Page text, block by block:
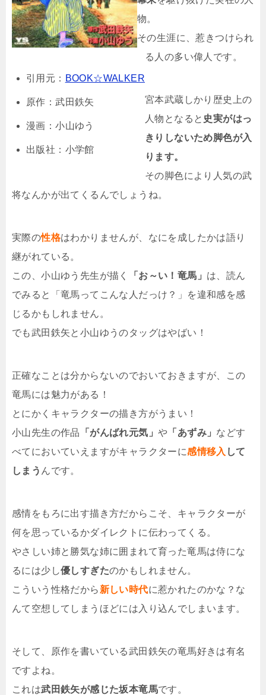
引用元： BOOK☆WALKER
原作：武田鉄矢
漫画：小山ゆう
出版社：小学館
物。
その生涯に、惹きつけられ
る人の多い偉人です。
宮本武蔵しかり歴史上の
人物となると 史実がはっ
きりしないため脚色が入
ります。
その脚色により人気の武
将なんかが出てくるんでしょうね。
実際の性格はわかりませんが、なにを成したかは語り
継がれている。
この、小山ゆう先生が描く
「お～い！竜馬」 は、読ん
でみると「竜馬ってこんな人だっけ？」を違和感を感
じるかもしれません。
でも武田鉄矢と小山ゆうのタッグはやばい！
正確なことは分からないのでおいておきますが、この
竜馬には魅力がある！
とにかくキャラクターの描き方がうまい！
小山先生の作品
「がんばれ元気」や 「あずみ」 などす
べてにおいていえますがキャラクターに感情移入 して
しまう んです。
感情をもろに出す描き方だからこそ、キャラクターが
何を思っているかダイレクトに伝わってくる。
やさしい姉と勝気な姉に囲まれて育った竜馬は侍にな
るには少し優しすぎたのかもしれません。
こういう性格だから 新しい時代に惹かれたのかな？な
んて空想してしまうほどには入り込んでしまいます。
そして、原作を書いている武田鉄矢の竜馬好きは有名
ですよね。
これは武田鉄矢が感じた坂本竜馬です。